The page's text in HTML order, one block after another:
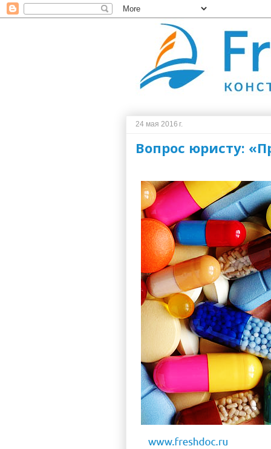
24 мая 2016 г.
Вопрос юристу: